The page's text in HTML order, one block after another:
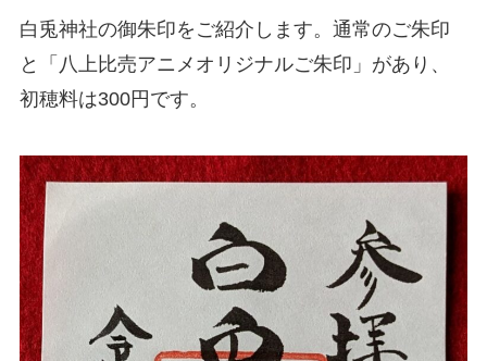
白兎神社の御朱印をご紹介します。通常のご朱印
と「八上比売アニメオリジナルご朱印」があり、
初穂料は300円です。